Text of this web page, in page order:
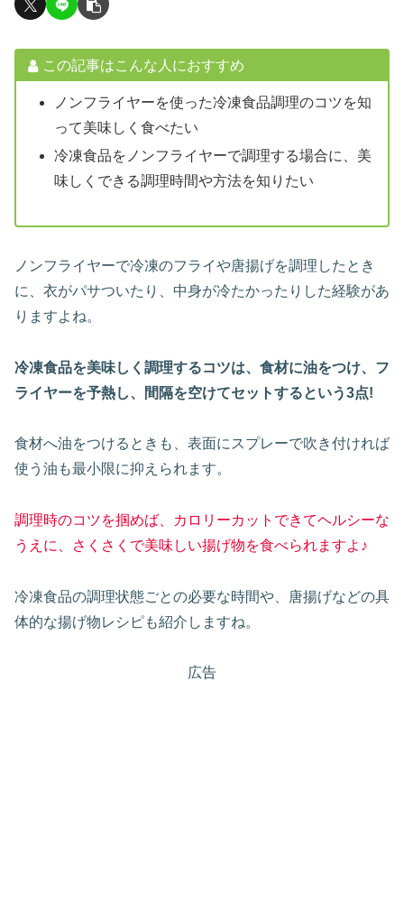
この記事はこんな人におすすめ
ノンフライヤーを使った冷凍食品調理のコツを知
って美味しく食べたい
冷凍食品をノンフライヤーで調理する場合に、美
味しくできる調理時間や方法を知りたい
ノンフライヤーで冷凍のフライや唐揚げを調理したとき
に、衣がパサついたり、中身が冷たかったりした経験があ
りますよね。
冷凍食品を美味しく 調理するコツは、 食材に油をつけ、フ
ライヤーを予熱し、間隔を空けてセットするという3点!
食材へ油をつけるときも、表面にスプレーで吹き付ければ
使う油も最小限に抑えられます。
調理時のコツを掴めば、カロリーカットできてヘルシーな
うえに、さくさくで美味しい揚げ物を食べられますよ♪
冷凍食品の調理状態ごとの必要な時間や、唐揚げなどの具
体的な揚げ物レシピも紹介しますね。
広告